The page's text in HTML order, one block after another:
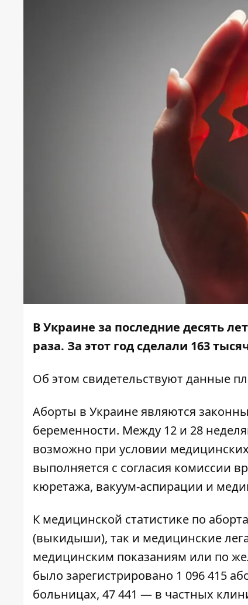
В Украине за последние десять
раза. За этот год сделали 163
Об этом свидетельствуют данные
Аборты в Украине являются
беременности. Между 12 и 28
возможно при условии
выполняется с согласия комиссии
кюретажа, вакуум-аспирации и
К медицинской статистике по
(выкидыши), так и медицинские
медицинским показаниям или по
было зарегистрировано 1 096 415
больницах, 47 441 — в частных